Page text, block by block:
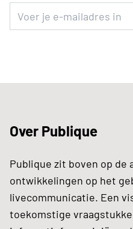
Over Publique
Publique zit boven op de
ontwikkelingen op het
livecommunicatie. Een
toekomstige